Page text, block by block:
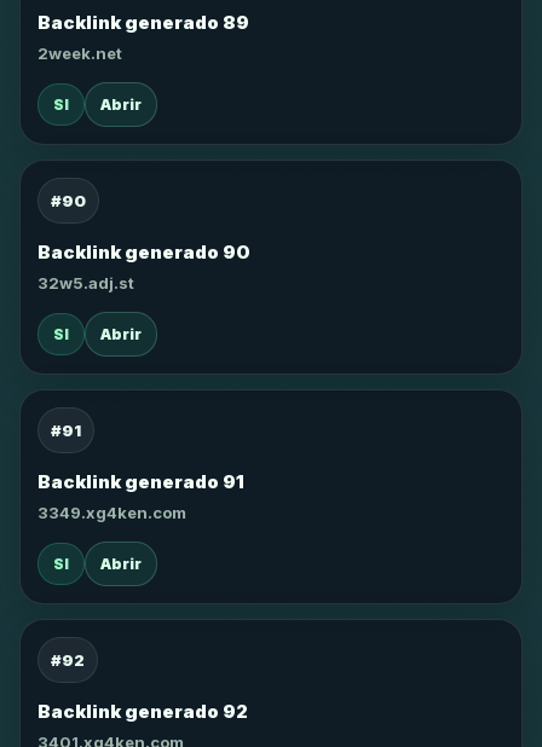
Backlink generado 89
2week.net
SI Abrir
#90
Backlink generado 90
32w5.adj.st
SI Abrir
#91
Backlink generado 91
3349.xg4ken.com
SI Abrir
#92
Backlink generado 92
3401.xg4ken.com